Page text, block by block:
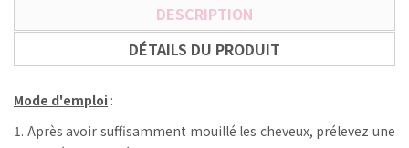
DESCRIPTION
DÉTAILS DU PRODUIT
Mode d'emploi :
1. Après avoir suffisamment mouillé les cheveux, prélevez une